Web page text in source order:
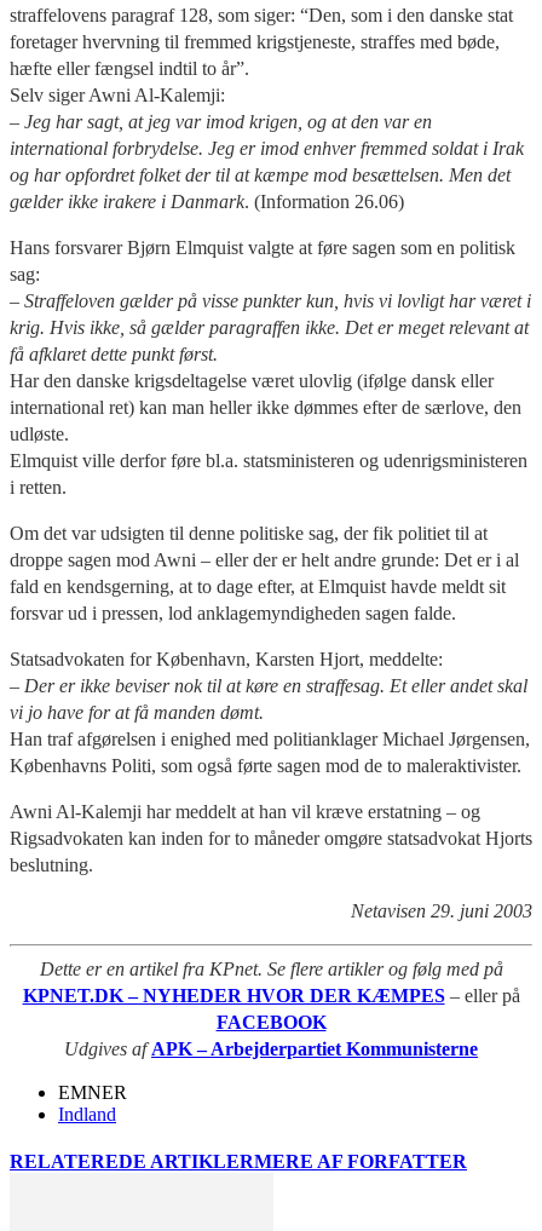
straffelovens paragraf 128, som siger: “Den, som i den danske stat
foretager hvervning til fremmed krigstjeneste, straffes med bøde,
hæfte eller fængsel indtil to år”.
Selv siger Awni Al-Kalemji:
– Jeg har sagt, at jeg var imod krigen, og at den var en
international forbrydelse. Jeg er imod enhver fremmed soldat i Irak
og har opfordret folket der til at kæmpe mod besættelsen. Men det
gælder ikke irakere i Danmark. (Information 26.06)
Hans forsvarer Bjørn Elmquist valgte at føre sagen som en politisk
sag:
– Straffeloven gælder på visse punkter kun, hvis vi lovligt har været i
krig. Hvis ikke, så gælder paragraffen ikke. Det er meget relevant at
få afklaret dette punkt først.
Har den danske krigsdeltagelse været ulovlig (ifølge dansk eller
international ret) kan man heller ikke dømmes efter de særlove, den
udløste.
Elmquist ville derfor føre bl.a. statsministeren og udenrigsministeren
i retten.
Om det var udsigten til denne politiske sag, der fik politiet til at
droppe sagen mod Awni – eller der er helt andre grunde: Det er i al
fald en kendsgerning, at to dage efter, at Elmquist havde meldt sit
forsvar ud i pressen, lod anklagemyndigheden sagen falde.
Statsadvokaten for København, Karsten Hjort, meddelte:
– Der er ikke beviser nok til at køre en straffesag. Et eller andet skal
vi jo have for at få manden dømt.
Han traf afgørelsen i enighed med politianklager Michael Jørgensen,
Københavns Politi, som også førte sagen mod de to maleraktivister.
Awni Al-Kalemji har meddelt at han vil kræve erstatning – og
Rigsadvokaten kan inden for to måneder omgøre statsadvokat Hjorts
beslutning.
Netavisen 29. juni 2003
Dette er en artikel fra KPnet. Se flere artikler og følg med på
KPNET.DK – NYHEDER HVOR DER KÆMPES – eller på
FACEBOOK
Udgives afAPK – Arbejderpartiet Kommunisterne
EMNER
Indland
RELATEREDE ARTIKLERMERE AF FORFATTER